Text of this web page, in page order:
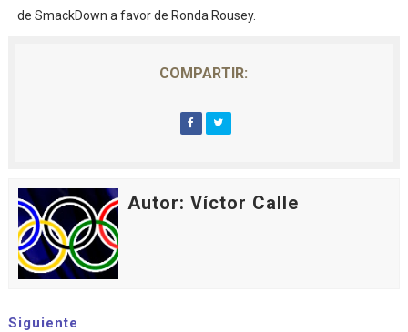
de SmackDown a favor de Ronda Rousey.
COMPARTIR:
Autor: Víctor Calle
Siguiente